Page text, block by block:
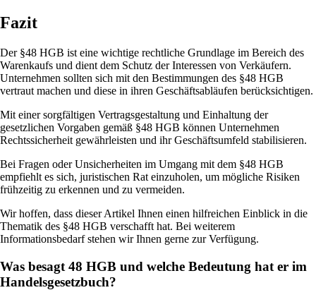
Fazit
Der §48 HGB ist eine wichtige rechtliche Grundlage im Bereich des
Warenkaufs und dient dem Schutz der Interessen von Verkäufern.
Unternehmen sollten sich mit den Bestimmungen des §48 HGB
vertraut machen und diese in ihren Geschäftsabläufen berücksichtigen.
Mit einer sorgfältigen Vertragsgestaltung und Einhaltung der
gesetzlichen Vorgaben gemäß §48 HGB können Unternehmen
Rechtssicherheit gewährleisten und ihr Geschäftsumfeld stabilisieren.
Bei Fragen oder Unsicherheiten im Umgang mit dem §48 HGB
empfiehlt es sich, juristischen Rat einzuholen, um mögliche Risiken
frühzeitig zu erkennen und zu vermeiden.
Wir hoffen, dass dieser Artikel Ihnen einen hilfreichen Einblick in die
Thematik des §48 HGB verschafft hat. Bei weiterem
Informationsbedarf stehen wir Ihnen gerne zur Verfügung.
Was besagt 48 HGB und welche Bedeutung hat er im
Handelsgesetzbuch?